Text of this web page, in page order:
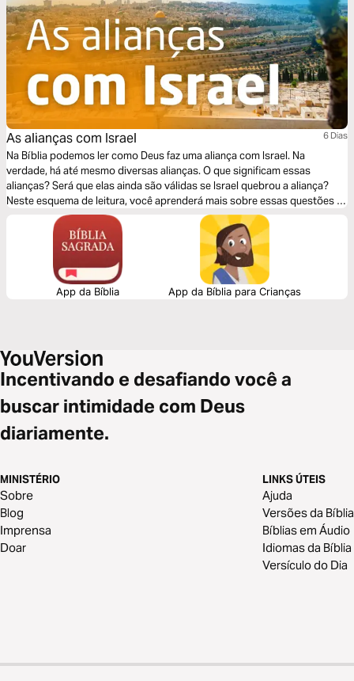
As alianças com Israel 6 Dias
Na Bíblia podemos ler como Deus faz uma aliança com Israel. Na
verdade, há até mesmo diversas alianças. O que significam essas
alianças? Será que elas ainda são válidas se Israel quebrou a aliança?
Neste esquema de leitura, você aprenderá mais sobre essas questões e
descobrirá como as alianças de Deus ainda são significativas hoje!
App da Bíblia App da Bíblia para Crianças
Incentivando e desafiando você a
buscar intimidade com Deus
diariamente.
MINISTÉRIO
Sobre
Blog
Imprensa
Doar
LINKS ÚTEIS
Ajuda
Versões da Bíblia
Bíblias em Áudio
Idiomas da Bíblia
Versículo do Dia